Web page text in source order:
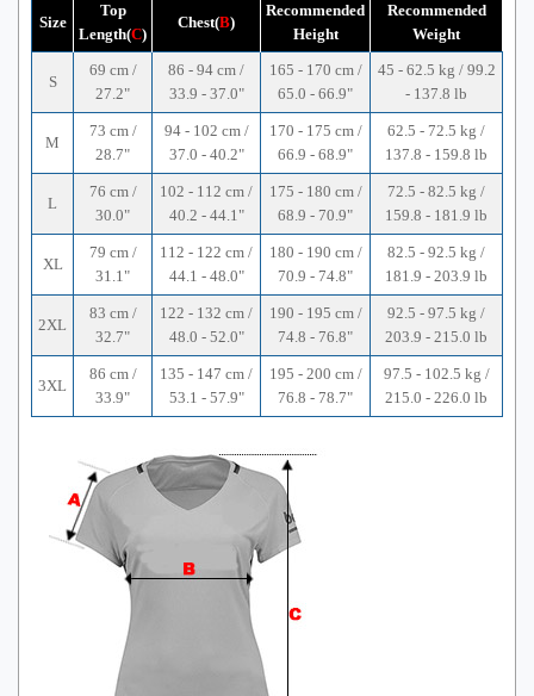
Size
Top
Length(C)
Chest(B)
Recommended
Height
Recommended
Weight
S
69 cm /
27.2"
86 - 94 cm /
33.9 - 37.0"
165 - 170 cm /
65.0 - 66.9"
45 - 62.5 kg / 99.2
- 137.8 lb
M
73 cm /
28.7"
94 - 102 cm /
37.0 - 40.2"
170 - 175 cm /
66.9 - 68.9"
62.5 - 72.5 kg /
137.8 - 159.8 lb
L
76 cm /
30.0"
102 - 112 cm /
40.2 - 44.1"
175 - 180 cm /
68.9 - 70.9"
72.5 - 82.5 kg /
159.8 - 181.9 lb
XL
79 cm /
31.1"
112 - 122 cm /
44.1 - 48.0"
180 - 190 cm /
70.9 - 74.8"
82.5 - 92.5 kg /
181.9 - 203.9 lb
2XL
83 cm /
32.7"
122 - 132 cm /
48.0 - 52.0"
190 - 195 cm /
74.8 - 76.8"
92.5 - 97.5 kg /
203.9 - 215.0 lb
3XL
86 cm /
33.9"
135 - 147 cm /
53.1 - 57.9"
195 - 200 cm /
76.8 - 78.7"
97.5 - 102.5 kg /
215.0 - 226.0 lb